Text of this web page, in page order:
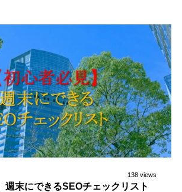
138 views
週末にできるSEOチェックリスト